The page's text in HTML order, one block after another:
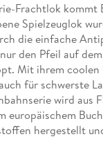
Frachtlok kommt
Spielzeuglok
die einfache
den Pfeil auf
Mit ihrem coolen
für schwerste
wird aus
europäischem
hergestellt